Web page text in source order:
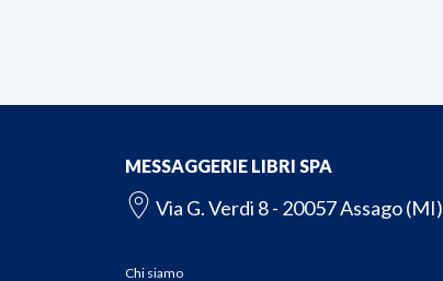
MESSAGGERIE LIBRI SPA
Via G. Verdi 8 - 20057 Assago (MI)
Chi siamo